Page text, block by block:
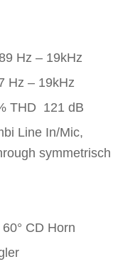
Hz – 19kHz
Hz – 19kHz
THD 121 dB
Line In/Mic,
symmetrisch
CD Horn